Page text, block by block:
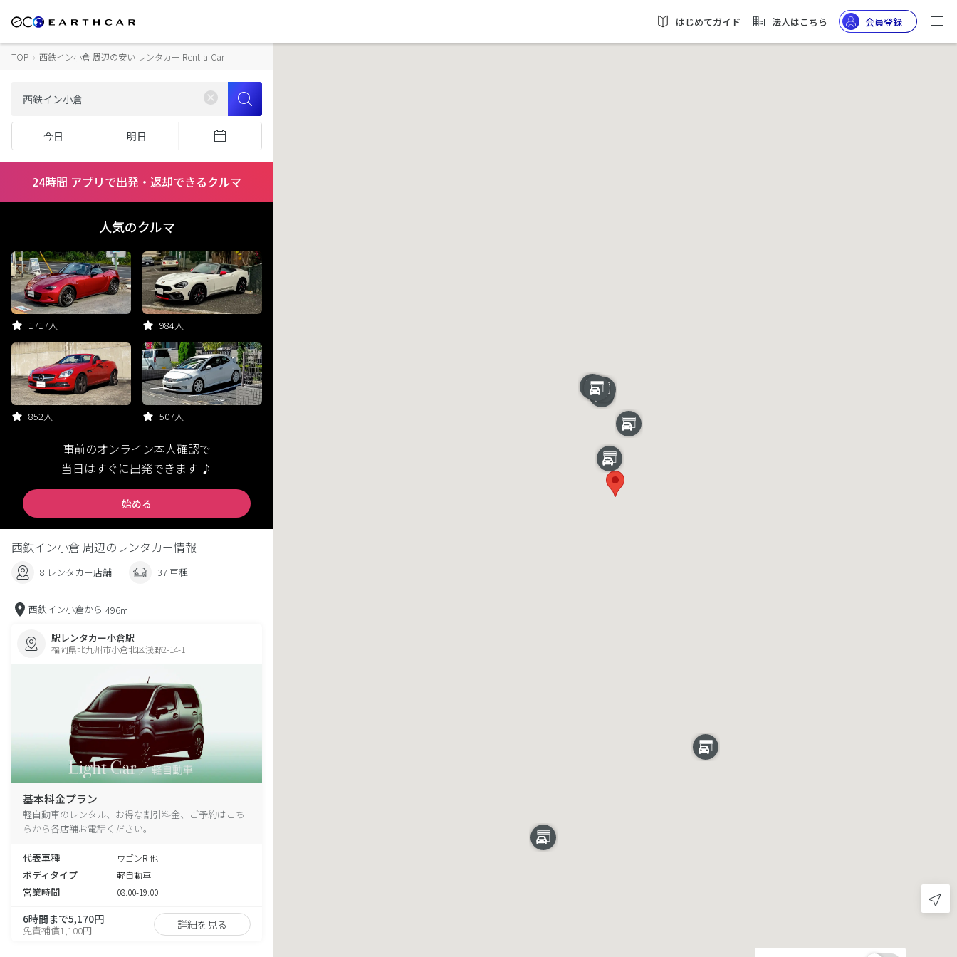
はじめてガイド 法人はこちら 会員登録
TOP › 西鉄イン小倉 周辺の安い レンタカー Rent-a-Car
今日 明日
24時間 アプリで出発・返却できるクルマ
人気のクルマ
1717人 984人
852人 507人
事前のオンライン本人確認で
当日はすぐに出発できます ♪
始める
西鉄イン小倉 周辺のレンタカー情報
8 レンタカー店舗 37 車種
西鉄イン小倉から 496m
駅レンタカー小倉駅
福岡県北九州市小倉北区浅野2-14-1
基本料金プラン
軽自動車のレンタル、お得な割引料金、ご予約はこち
らから各店舗お電話ください。
代表車種 ワゴンR 他
ボディタイプ 軽自動車
営業時間 08:00-19:00
6時間まで5,170円
免責補償1,100円 詳細を見る